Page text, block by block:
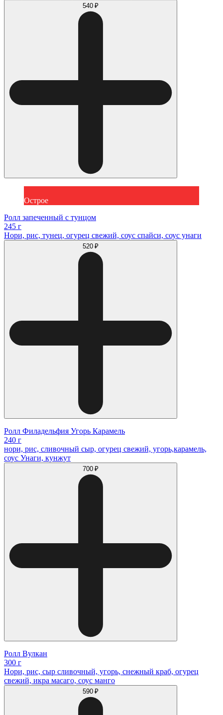
540 ₽
Острое
Ролл запеченный с тунцом
245 г
Нори, рис, тунец, огурец свежий, соус спайси, соус унаги
520 ₽
Ролл Филадельфия Угорь Карамель
240 г
нори, рис, сливочный сыр, огурец свежий, угорь,карамель,
соус Унаги, кунжут
700 ₽
Ролл Вулкан
300 г
Нори, рис, сыр сливочный, угорь, снежный краб, огурец
свежий, икра масаго, соус манго
590 ₽